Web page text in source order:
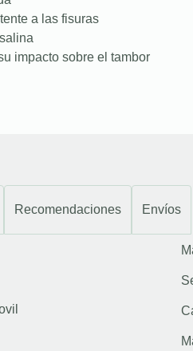
a las fisuras
impacto sobre el tambor
Recomendaciones Envíos